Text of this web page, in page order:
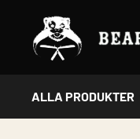
innehåll
ALLA PRODUKTER